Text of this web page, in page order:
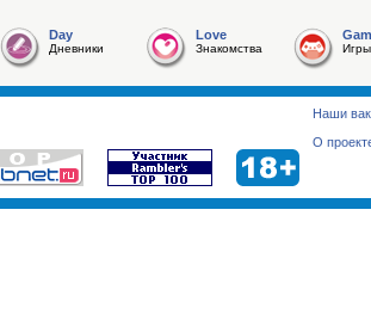
Day
Дневники
Love
Знакомства Игры
Наши
О